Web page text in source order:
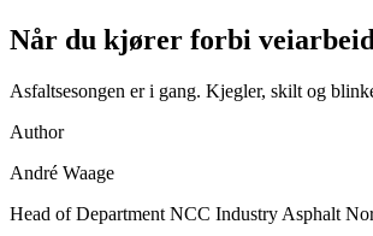
Når du kjører forbi
Asfaltsesongen er i gang. Kjegler, skilt og
Author
André Waage
Head of Department NCC Industry Asphalt